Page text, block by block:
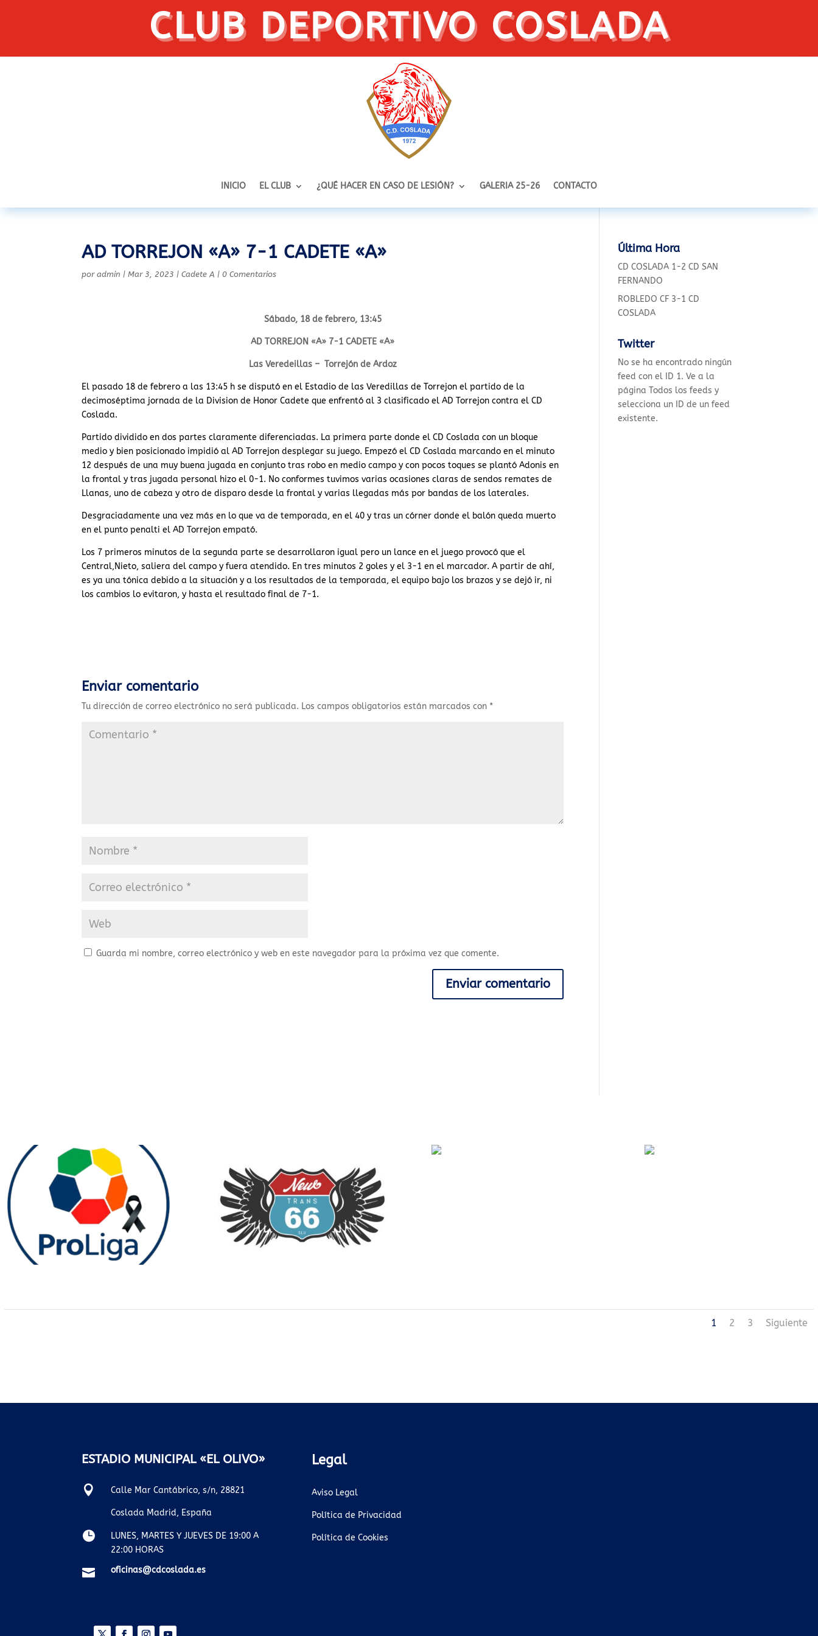
CLUB DEPORTIVO COSLADA
INICIO EL CLUB ¿QUÉ HACER EN CASO DE LESIÓN? GALERIA 25-26 CONTACTO
AD TORREJON «A» 7-1 CADETE «A»
poradmin |Mar 3, 2023 |Cadete A |0 Comentarios
Sábado, 18 de febrero, 13:45
AD TORREJON «A» 7-1 CADETE «A»
Las Veredeillas – Torrejón de Ardoz
El pasado 18 de febrero a las 13:45 h se disputó en el Estadio de las Veredillas de Torrejon el partido de la
decimoséptima jornada de la Division de Honor Cadete que enfrentó al 3 clasificado el AD Torrejon contra el CD
Coslada.
Partido dividido en dos partes claramente diferenciadas. La primera parte donde el CD Coslada con un bloque
medio y bien posicionado impidió al AD Torrejon desplegar su juego. Empezó el CD Coslada marcando en el minuto
12 después de una muy buena jugada en conjunto tras robo en medio campo y con pocos toques se plantó Adonis en
la frontal y tras jugada personal hizo el 0-1. No conformes tuvimos varias ocasiones claras de sendos remates de
Llanas, uno de cabeza y otro de disparo desde la frontal y varias llegadas más por bandas de los laterales.
Desgraciadamente una vez más en lo que va de temporada, en el 40 y tras un córner donde el balón queda muerto
en el punto penalti el AD Torrejon empató.
Los 7 primeros minutos de la segunda parte se desarrollaron igual pero un lance en el juego provocó que el
Central,Nieto, saliera del campo y fuera atendido. En tres minutos 2 goles y el 3-1 en el marcador. A partir de ahí,
es ya una tónica debido a la situación y a los resultados de la temporada, el equipo bajo los brazos y se dejó ir, ni
los cambios lo evitaron, y hasta el resultado final de 7-1.
Enviar comentario
Tu dirección de correo electrónico no será publicada. Los campos obligatorios están marcados con *
Guarda mi nombre, correo electrónico y web en este navegador para la próxima vez que comente.
Última Hora
CD COSLADA 1-2 CD SAN
FERNANDO
ROBLEDO CF 3-1 CD
COSLADA
Twitter
No se ha encontrado ningún
feed con el ID 1. Ve a la
páginaTodos los feeds y
selecciona un ID de un feed
existente.
1 2 3 Siguiente
ESTADIO MUNICIPAL «EL OLIVO»
 Calle Mar Cantábrico, s/n, 28821
Coslada Madrid, España

LUNES, MARTES Y JUEVES DE 19:00 A
22:00 HORAS
 oficinas@cdcoslada.es
Legal
Aviso Legal
Política de Privacidad
Política de Cookies